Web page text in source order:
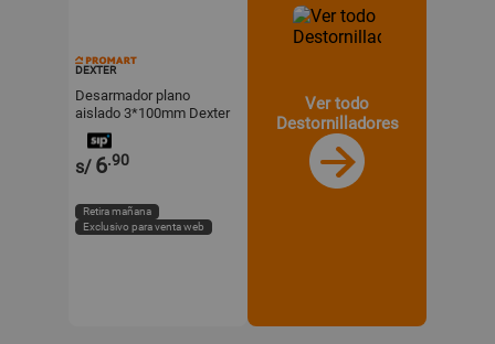
DEXTER
Desarmador plano
aislado 3*100mm Dexter
s/ 6.90
Retira mañana
Exclusivo para venta web
Ver todo
Destornilladores